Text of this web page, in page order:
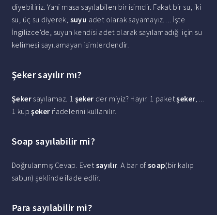
diyebiliriz. Yani masa sayılabilen bir isimdir. Fakat bir su, iki
su, üç su diyerek, suyu adet olarak sayamayız. ... İşte
İngilizce'de, suyun kendisi adet olarak sayılamadığı için su
kelimesi sayılamayan isimlerdendir.
Şeker sayılır mı?
Şeker sayılamaz. 1 şeker der miyiz? Hayır. 1 paketşeker, ...
1 küpşeker ifadelerini kullanılır.
Soap sayılabilir mi?
Doğrulanmış Cevap. Evetsayılır. A bar of soap(bir kalıp
sabun) şeklinde ifade edlir.
Para sayılabilir mi?